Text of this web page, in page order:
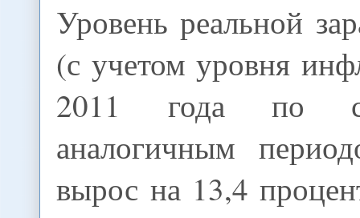
Уровень реальной
(с учетом уровня
2011 года по
аналогичным
вырос на 13,4